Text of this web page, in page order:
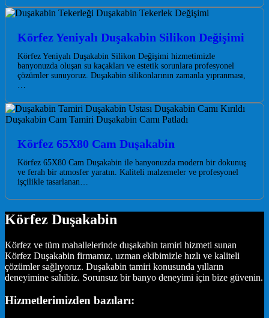
Körfez Yeniyalı Duşakabin Silikon Değişimi
Körfez Yeniyalı Duşakabin Silikon Değişimi hizmetimizle
banyonuzda oluşan su kaçakları ve estetik sorunlara profesyonel
çözümler sunuyoruz. Duşakabin silikonlarının zamanla yıpranması,
Körfez 65X80 Cam Duşakabin
Körfez 65X80 Cam Duşakabin ile banyonuzda modern bir dokunuş
ve ferah bir atmosfer yaratın. Kaliteli malzemeler ve profesyonel
işçilikle tasarlanan…
Körfez Duşakabin
Körfez ve tüm mahallelerinde duşakabin tamiri hizmeti sunan
Körfez Duşakabin firmamız, uzman ekibimizle hızlı ve kaliteli
çözümler sağlıyoruz. Duşakabin tamiri konusunda yılların
deneyimine sahibiz. Sorunsuz bir banyo deneyimi için bize güvenin.
Hizmetlerimizden bazıları: